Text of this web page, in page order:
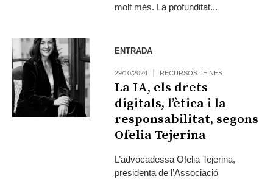
molt més. La profunditat...
ENTRADA
29/10/2024 RECURSOS I EINES
La IA, els drets
digitals, l’ètica i la
responsabilitat, segons
Ofelia Tejerina
L’advocadessa Ofelia Tejerina,
presidenta de l’Associació